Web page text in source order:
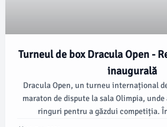
Turneul de box Dracula Open -
inaugurală
Dracula Open, un turneu internațional
maraton de dispute la sala Olimpia,
ringuri pentru a găzdui competiția.
programate 25 de meciuri pentru